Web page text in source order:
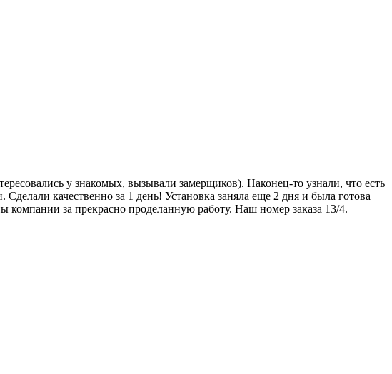
у знакомых, вызывали замерщиков). Наконец-то узнали, что есть
качественно за 1 день! Установка заняла еще 2 дня и была готова
за прекрасно проделанную работу. Наш номер заказа 13/4.